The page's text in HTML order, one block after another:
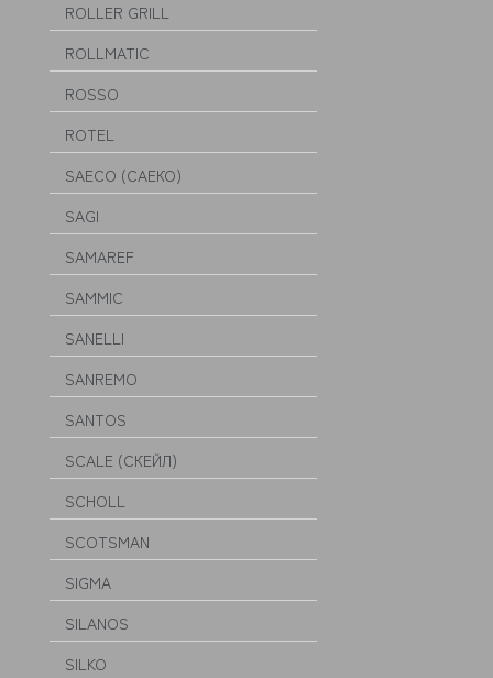
ROLLER GRILL
ROLLMATIC
ROSSO
ROTEL
SAECO (САЕКО)
SAGI
SAMAREF
SAMMIC
SANELLI
SANREMO
SANTOS
SCALE (СКЕЙЛ)
SCHOLL
SCOTSMAN
SIGMA
SILANOS
SILKO